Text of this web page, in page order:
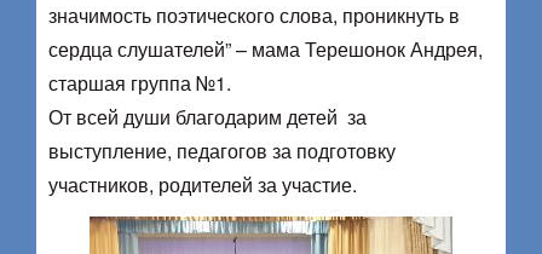
значимость поэтического слова, проникнуть в
сердца слушателей” – мама Терешонок Андрея,
старшая группа №1.
От всей души благодарим детей за
выступление, педагогов за подготовку
участников, родителей за участие.